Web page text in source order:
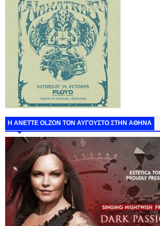
Η ANETTE OLZON ΤΟΝ ΑΥΓΟΥΣΤΟ ΣΤΗΝ ΑΘΗΝΑ